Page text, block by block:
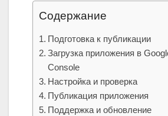
Содержание
Подготовка к публикации
Загрузка приложения в
Console
Настройка и проверка
Публикация приложения
Поддержка и обновление